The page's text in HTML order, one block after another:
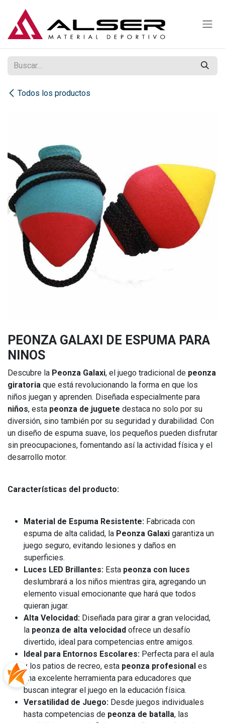
Todos los productos
PEONZA GALAXI DE ESPUMA PARA
NINOS
Descubre la Peonza Galaxi, el juego tradicional de peonza
giratoria que está revolucionando la forma en que los
niños juegan y aprenden. Diseñada especialmente para
niños, esta peonza de juguete destaca no solo por su
diversión, sino también por su seguridad y durabilidad. Con
un diseño de espuma suave, los pequeños pueden disfrutar
sin preocupaciones, fomentando así la actividad física y el
desarrollo motor.
Características del producto:
Material de Espuma Resistente: Fabricada con
espuma de alta calidad, la Peonza Galaxi garantiza un
juego seguro, evitando lesiones y daños en
superficies.
Luces LED Brillantes: Esta peonza con luces
deslumbrará a los niños mientras gira, agregando un
elemento visual emocionante que hará que todos
quieran jugar.
Alta Velocidad: Diseñada para girar a gran velocidad,
la peonza de alta velocidad ofrece un desafío
divertido, ideal para competencias entre amigos.
Ideal para Entornos Escolares: Perfecta para el aula
y los patios de recreo, esta peonza profesional es
una excelente herramienta para educadores que
buscan integrar el juego en la educación física.
Versatilidad de Juego: Desde juegos individuales
hasta competencias de peonza de batalla, las